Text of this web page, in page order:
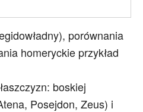
porównania
homeryckie przykład
boskiej
Posejdon, Zeus) i